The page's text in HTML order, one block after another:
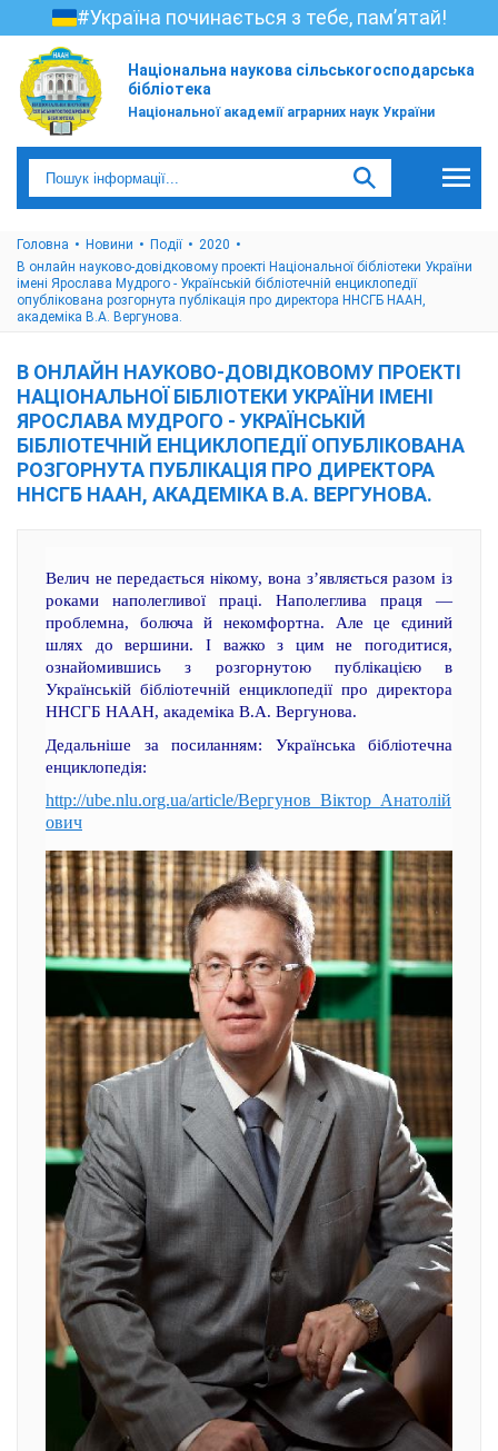
#Україна починається з тебе, пам’ятай!
Національна наукова сільськогосподарська
бібліотека
Національної академії аграрних наук України
Головна Новини Події
2020
В онлайн науково-довідковому проекті Національної бібліотеки України
імені Ярослава Мудрого - Українській бібліотечній енциклопедії
опублікована розгорнута публікація про директора ННСГБ НААН,
академіка В.А. Вергунова.
В ОНЛАЙН НАУКОВО-ДОВІДКОВОМУ ПРОЕКТІ
НАЦІОНАЛЬНОЇ БІБЛІОТЕКИ УКРАЇНИ ІМЕНІ
ЯРОСЛАВА МУДРОГО - УКРАЇНСЬКІЙ
БІБЛІОТЕЧНІЙ ЕНЦИКЛОПЕДІЇ ОПУБЛІКОВАНА
РОЗГОРНУТА ПУБЛІКАЦІЯ ПРО ДИРЕКТОРА
ННСГБ НААН, АКАДЕМІКА В.А. ВЕРГУНОВА.
Велич не передається нікому, вона з’являється разом із
роками наполегливої праці. Наполеглива праця —
проблемна, болюча й некомфортна. Але це єдиний
шлях до вершини. І важко з цим не погодитися,
ознайомившись з розгорнутою публікацією в
Українській бібліотечній енциклопедії про директора
ННСГБ НААН, академіка В.А. Вергунова.
Дедальніше за посиланням: Українська бібліотечна
енциклопедія:
http://ube.nlu.org.ua/article/Вергунов_Віктор_Анатолій
ович